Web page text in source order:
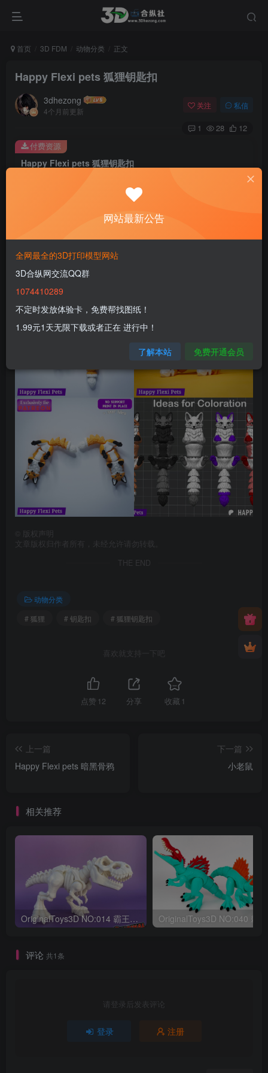
首页 3D FDM 动物分类 正文
Happy Flexi pets 狐狸钥匙扣
3dhezong
4个月前更新
关注 私信
1 28 12
Happy Flexi pets 狐狸钥匙扣
100
免费
付费资源
版权声明
文章版权归作者所有，未经允许请勿转载。
THE END
动物分类
# 狐狸
# 钥匙扣 # 狐狸钥匙扣
喜欢就支持一下吧
点赞 12 分享 收藏 1
上一篇
Happy Flexi pets 暗黑骨鸦
下一篇
小老鼠
相关推荐
OriginalToys3D NO:014 霸王龙骨架
评论 共1条
请登录后发表评论
登录 注册
网站最新公告
全网最全的3D打印模型网站
3D合纵网交流QQ群
1074410289
不定时发放体验卡，免费帮找图纸！
1.99元1天无限下载或者正在 进行中！
了解本站 免费开通会员